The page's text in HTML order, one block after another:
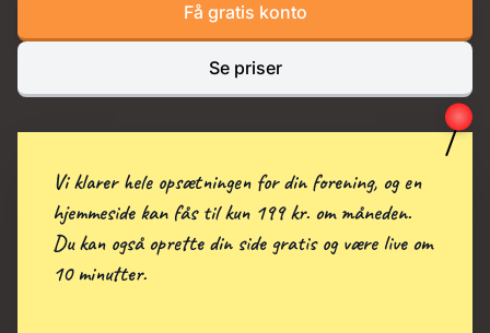
Få gratis konto
Se priser
Vi klarer hele opsætningen for din forening, og en
hjemmeside kan fås til kun 199 kr. om måneden.
Du kan også oprette din side gratis og være live om
10 minutter.